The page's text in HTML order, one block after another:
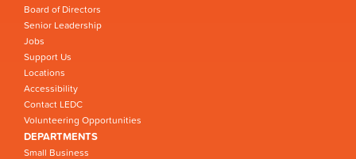
Board of Directors
Senior Leadership
Jobs
Support Us
Locations
Accessibility
Contact LEDC
Volunteering Opportunities
DEPARTMENTS
Small Business